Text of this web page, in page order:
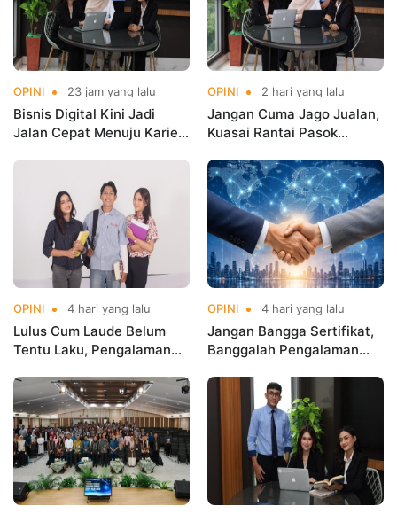
OPINI 23 jam yang lalu
Bisnis Digital Kini Jadi
Jalan Cepat Menuju Karier
OPINI 2 hari yang lalu
Jangan Cuma Jago Jualan,
Kuasai Rantai Pasok
OPINI 4 hari yang lalu
Lulus Cum Laude Belum
Tentu Laku, Pengalaman
OPINI 4 hari yang lalu
Jangan Bangga Sertifikat,
Banggalah Pengalaman